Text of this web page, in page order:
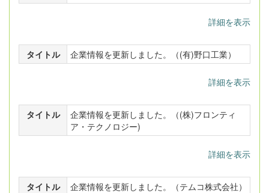
詳細を表示
タイトル 企業情報を更新しました。（(有)野口工業）
詳細を表示
タイトル
企業情報を更新しました。（(株)フロンティ
ア・テクノロジー)
詳細を表示
タイトル 企業情報を更新しました。（テムコ株式会社）